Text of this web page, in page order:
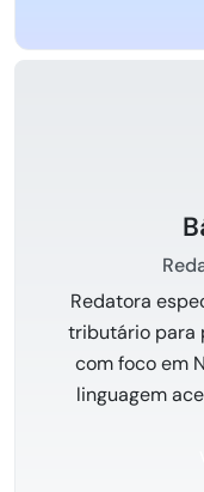
Redatora
tributário para
com foco em
linguagem